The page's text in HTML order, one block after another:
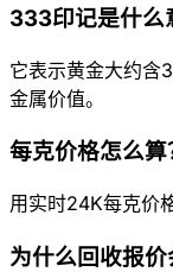
333印记是什么
它表示黄金大约含
金属价值。
每克价格怎么算
用实时24K每克价
为什么回收报价